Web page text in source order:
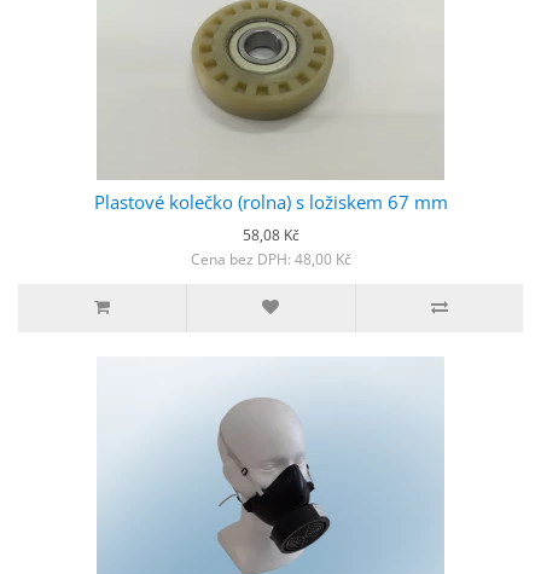
Plastové kolečko (rolna) s ložiskem 67 mm
58,08 Kč
Cena bez DPH: 48,00 Kč